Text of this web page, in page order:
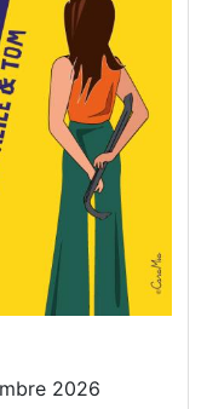
2026